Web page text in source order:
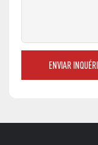
ENVIAR